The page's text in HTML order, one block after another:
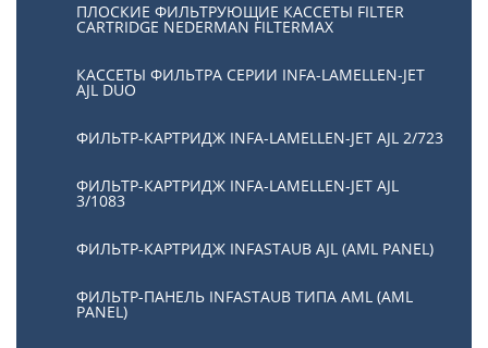
ПЛОСКИЕ ФИЛЬТРУЮЩИЕ КАССЕТЫ FILTER
CARTRIDGE NEDERMAN FILTERMAX
КАССЕТЫ ФИЛЬТРА СЕРИИ INFA-LAMELLEN-JET
AJL DUO
ФИЛЬТР-КАРТРИДЖ INFA-LAMELLEN-JET AJL 2/723
ФИЛЬТР-КАРТРИДЖ INFA-LAMELLEN-JET AJL
3/1083
ФИЛЬТР-КАРТРИДЖ INFASTAUB AJL (AML PANEL)
ФИЛЬТР-ПАНЕЛЬ INFASTAUB ТИПА AML (AML
PANEL)